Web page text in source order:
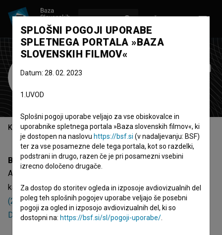
Andreja Virk Žerdin
Kazalo
Biografija
Andreja Virk Žerdin je scenaristka. Najnovejši projekti, pri
katerih je sodelovala, soČista desetka: Usodni obisk
(2013),Čista desetka: Šejk Mirko (2013)inČista desetka:
Državljanstvo (2013).
SPLOŠNI POGOJI UPORABE
SPLETNEGA PORTALA »BAZA
SLOVENSKIH FILMOV«
Datum: 28. 02. 2023
1.UVOD
Splošni pogoji uporabe veljajo za vse obiskovalce in
uporabnike spletnega portala »Baza slovenskih filmov«, ki
je dostopen na naslovu https://bsf.si (v nadaljevanju: BSF)
ter za vse posamezne dele tega portala, kot so razdelki,
podstrani in drugo, razen če je pri posamezni vsebini
izrecno določeno drugače.
Za dostop do storitev ogleda in izposoje avdiovizualnih del
poleg teh splošnih pogojev uporabe veljajo še posebni
pogoji za ogled in izposojo avdiovizualnih del, ki so
dostopni na: https://bsf.si/sl/pogoji-uporabe/